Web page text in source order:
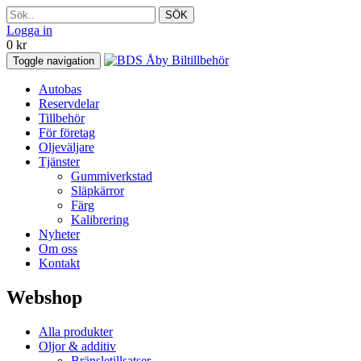
SÖK
Logga in
0 kr
Toggle navigation
Autobas
Reservdelar
Tillbehör
För företag
Oljeväljare
Tjänster
Gummiverkstad
Släpkärror
Färg
Kalibrering
Nyheter
Om oss
Kontakt
Webshop
Alla produkter
Oljor & additiv